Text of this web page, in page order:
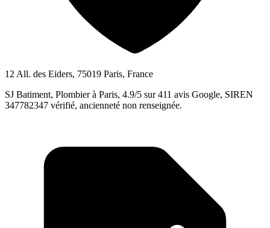
12 All. des Eiders, 75019 Paris, France
SJ Batiment, Plombier à Paris, 4.9/5 sur 411 avis Google, SIREN
347782347 vérifié, ancienneté non renseignée.